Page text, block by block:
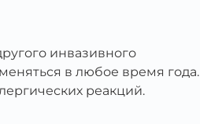
инвазивного
в любое время года.
реакций.